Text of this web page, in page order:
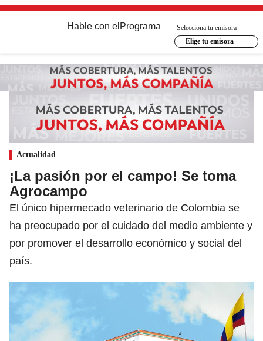
Hable con el Programa
Selecciona tu emisora
Elige tu emisora
Actualidad
¡La pasión por el campo! Se toma
Agrocampo
El único hipermecado veterinario de Colombia se
ha preocupado por el cuidado del medio ambiente y
por promover el desarrollo económico y social del
país.